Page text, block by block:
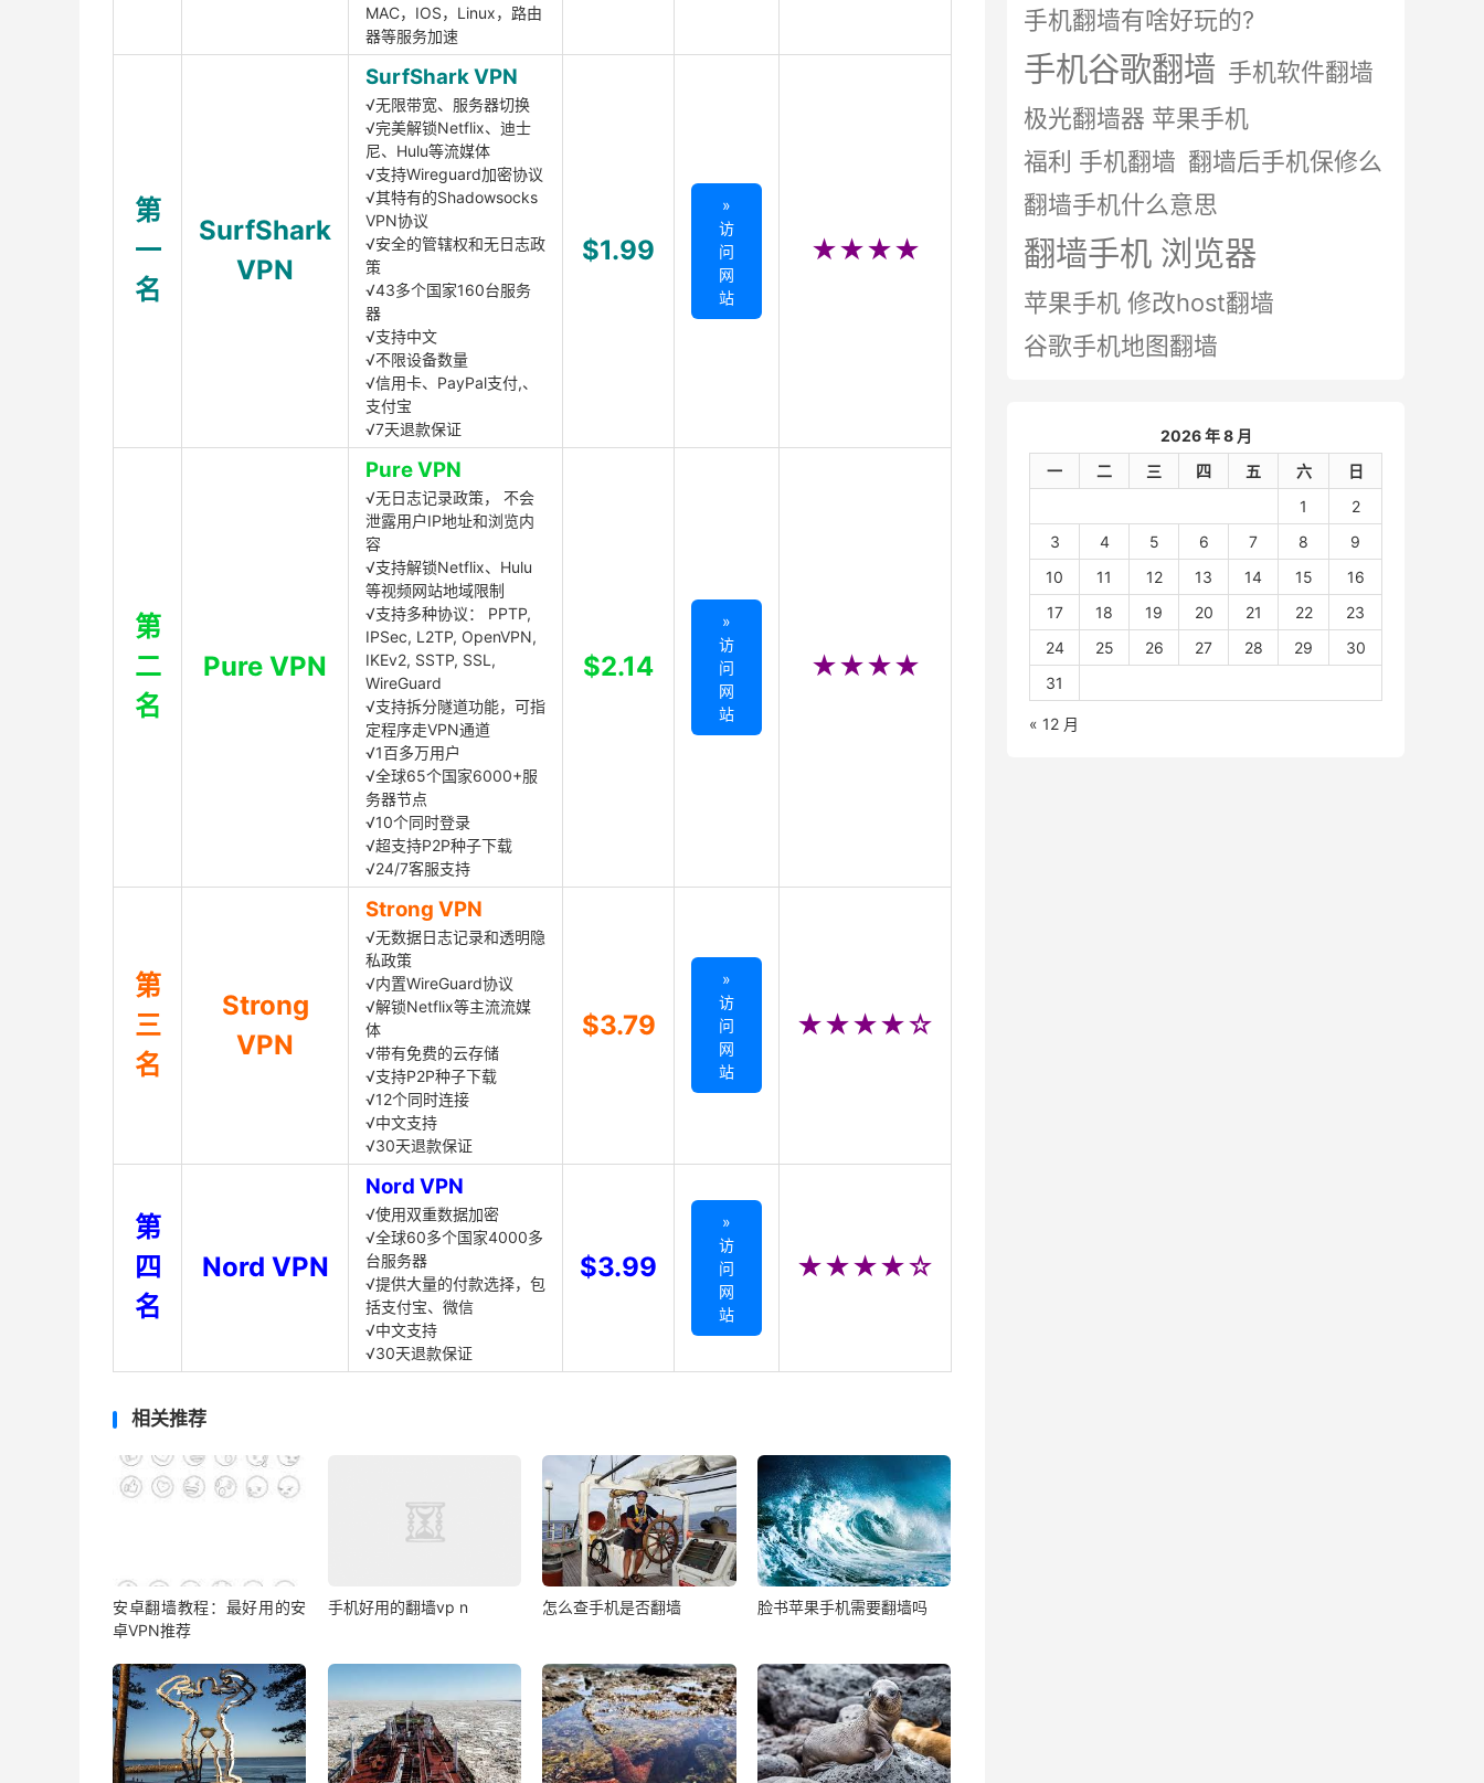
MAC，IOS，Linux，路由
器等服务加速
第
一
名
SurfShark
VPN
SurfShark VPN
√无限带宽、服务器切换
√完美解锁Netflix、迪士
尼、Hulu等流媒体
√支持Wireguard加密协议
√其特有的Shadowsocks
VPN协议
√安全的管辖权和无日志政
策
√43多个国家160台服务
器
√支持中文
√不限设备数量
√信用卡、PayPal支付,、
支付宝
√7天退款保证
$1.99
»
访
问
网
站
★★★★
第
二
名
Pure VPN
Pure VPN
√无日志记录政策， 不会
泄露用户IP地址和浏览内
容
√支持解锁Netflix、Hulu
等视频网站地域限制
√支持多种协议： PPTP,
IPSec, L2TP, OpenVPN,
IKEv2, SSTP, SSL,
WireGuard
√支持拆分隧道功能，可指
定程序走VPN通道
√1百多万用户
√全球65个国家6000+服
务器节点
√10个同时登录
√超支持P2P种子下载
√24/7客服支持
$2.14
»
访
问
网
站
★★★★
第
三
名
Strong
VPN
Strong VPN
√无数据日志记录和透明隐
私政策
√内置WireGuard协议
√解锁Netflix等主流流媒
体
√带有免费的云存储
√支持P2P种子下载
√12个同时连接
√中文支持
√30天退款保证
$3.79
»
访
问
网
站
★★★★☆
第
四
名
Nord VPN
Nord VPN
√使用双重数据加密
√全球60多个国家4000多
台服务器
√提供大量的付款选择，包
括支付宝、微信
√中文支持
√30天退款保证
$3.99
»
访
问
网
站
★★★★☆
相关推荐
安卓翻墙教程：最好用的安
卓VPN推荐
手机好用的翻墙vp n 怎么查手机是否翻墙 脸书苹果手机需要翻墙吗
手机翻墙有啥好玩的?
手机谷歌翻墙 手机软件翻墙
极光翻墙器 苹果手机
福利 手机翻墙 翻墙后手机保修么
翻墙手机什么意思
翻墙手机 浏览器
苹果手机 修改host翻墙
谷歌手机地图翻墙
2026 年 8 月
一
二 三 四 五 六
日
1
2
3
4 5 6 7 8
9
10
11 12 13 14 15
16
17
18 19 20 21 22
23
24
25 26 27 28 29
30
31
« 12 月